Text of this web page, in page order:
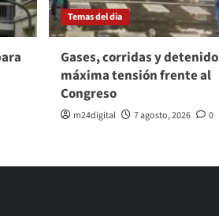
Temas del dia
Gases, corridas y
máxima tensión frente al
Congreso
m24digital 7 agosto, 2026 0